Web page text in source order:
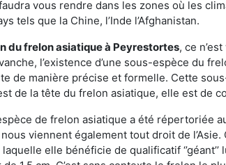
vous rendre dans les zones où les
tels que la Chine, l’Inde l’Afghanistan.
du frelon asiatiqueà Peyrestortes, ce
l’existence d’une sous-espèce du
de manière précise et formelle. Cette
de la tête du frelon asiatique, elle est de
de frelon asiatique a été répertoriée
viennent également tout droit de
elle bénéficie de qualificatif